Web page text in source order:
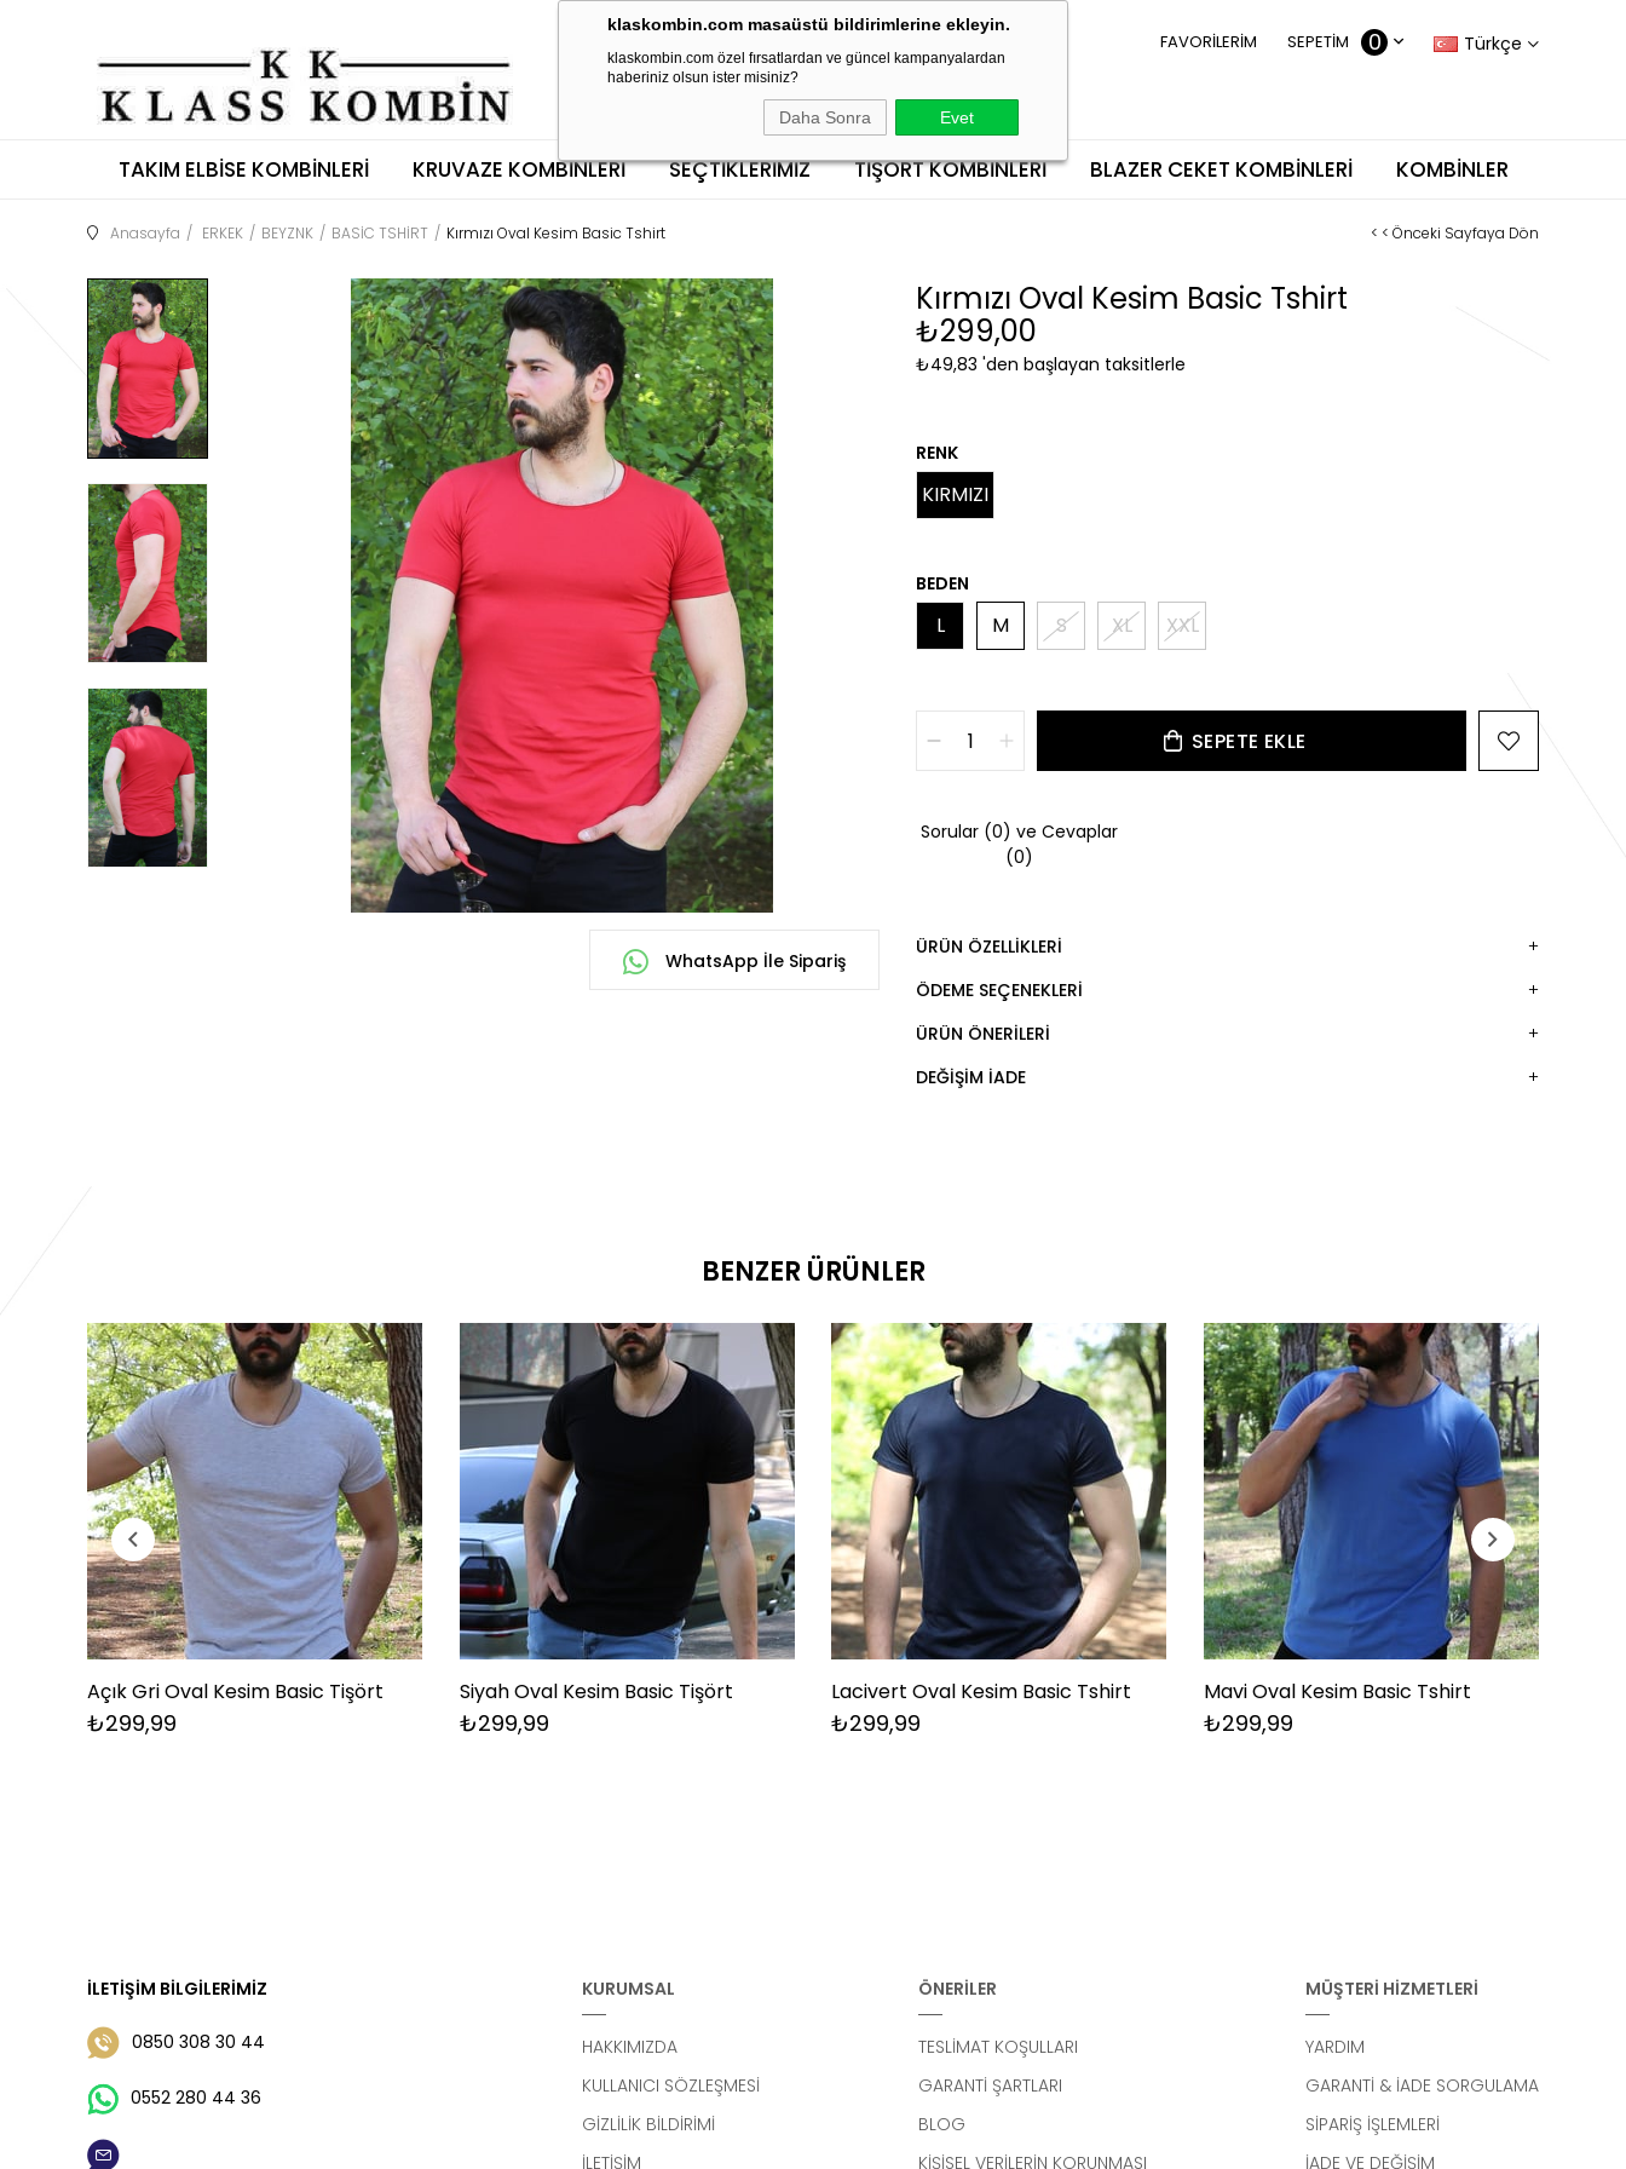
klaskombin.com masaüstü bildirimlerine ekleyin.
klaskombin.com özel fırsatlardan ve güncel kampanyalardan
haberiniz olsun ister misiniz?
Daha Sonra Evet
Türkçe
SEPETIM 0
FAVORILERIM
TAKIM ELBISE KOMBINLERI KRUVAZE KOMBINLERI SEÇTİKLERİMİZ TIŞÖRT KOMBINLERI BLAZER CEKET KOMBINLERI KOMBINLER
Anasayfa ERKEK BEYZNK BASİC TSHİRT Kırmızı Oval Kesim Basic Tshirt < < Önceki Sayfaya Dön
WhatsApp İle Sipariş
Kırmızı Oval Kesim Basic Tshirt
₺299,00
₺49,83 'den başlayan taksitlerle
RENK
KIRMIZI
BEDEN
L M S XL XXL
Sorular (0) ve Cevaplar
(0)
ÜRÜN ÖZELLIKLERI
ÖDEME SEÇENEKLERI
ÜRÜN ÖNERILERI
DEĞIŞIM İADE
BENZER ÜRÜNLER
Açık Gri Oval Kesim Basic Tişört
₺299,99
Siyah Oval Kesim Basic Tişört
₺299,99
Lacivert Oval Kesim Basic Tshirt
₺299,99
Mavi Oval Kesim Basic Tshirt
₺299,99
İLETIŞIM BILGILERIMIZ
0850 308 30 44
0552 280 44 36
KURUMSAL
HAKKIMIZDA
KULLANICI SÖZLEŞMESİ
GİZLİLİK BİLDİRİMİ
İLETİŞİM
ÖNERİLER
TESLİMAT KOŞULLARI
GARANTİ ŞARTLARI
BLOG
KİŞİSEL VERİLERİN KORUNMASI
MÜŞTERİ HİZMETLERİ
YARDIM
GARANTİ & İADE SORGULAMA
SİPARİŞ İŞLEMLERİ
İADE VE DEĞİŞİM